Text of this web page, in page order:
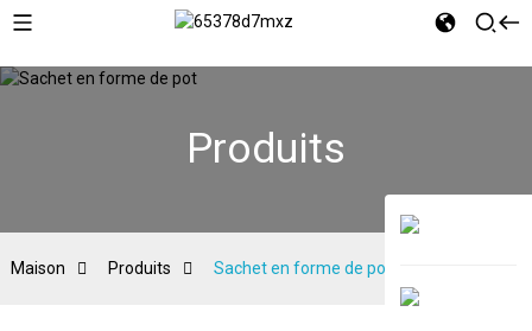
Produits
Maison Produits Sachet en forme de pot